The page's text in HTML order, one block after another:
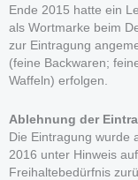
Ende 2015 hatte ein
als Wortmarke beim
zur Eintragung
(feine Backwaren;
Waffeln) erfolgen.
Ablehnung der
Die Eintragung wurde
2016 unter Hinweis
Freihaltebedürfnis